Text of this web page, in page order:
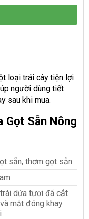
loại trái cây tiện lợi
người dùng tiết
sau khi mua.
Gọt Sẵn Nông
sẵn, thơm gọt sẵn
dứa tươi đã cắt
mắt đóng khay